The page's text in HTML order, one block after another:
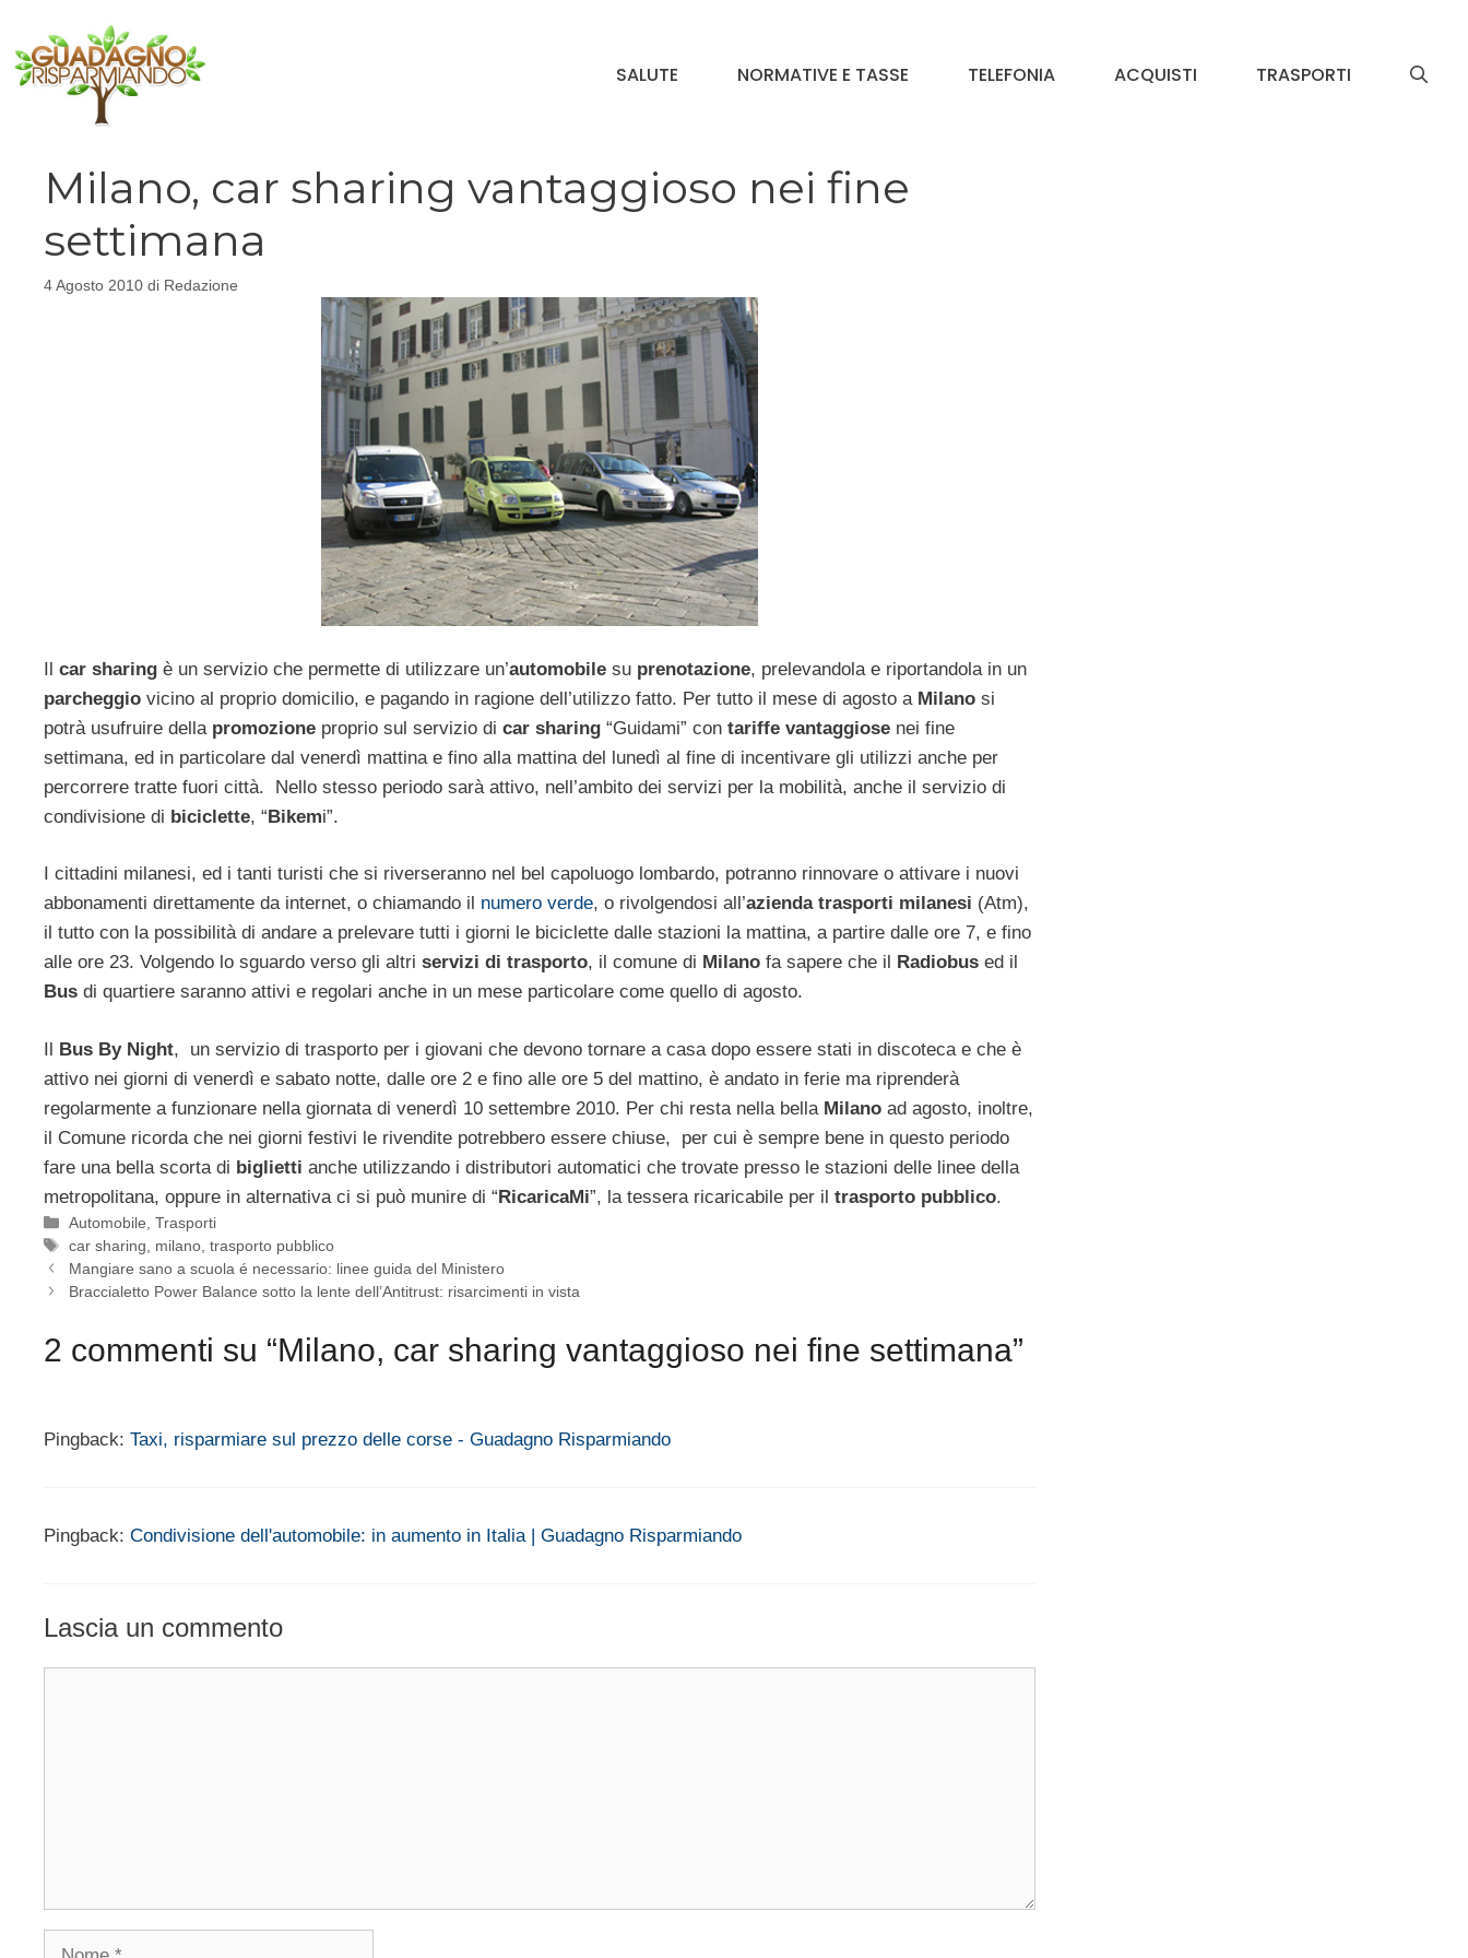
contenuto
SALUTE NORMATIVE E TASSE TELEFONIA ACQUISTI TRASPORTI
Milano, car sharing vantaggioso nei fine
settimana
4 Agosto 2010 di Redazione
Il car sharing è un servizio che permette di utilizzare un’automobile su prenotazione, prelevandola e riportandola in un
parcheggio vicino al proprio domicilio, e pagando in ragione dell’utilizzo fatto. Per tutto il mese di agosto a Milano si
potrà usufruire della promozione proprio sul servizio di car sharing “Guidami” con tariffe vantaggiose nei fine
settimana, ed in particolare dal venerdì mattina e fino alla mattina del lunedì al fine di incentivare gli utilizzi anche per
percorrere tratte fuori città. Nello stesso periodo sarà attivo, nell’ambito dei servizi per la mobilità, anche il servizio di
condivisione di biciclette, “Bikemi”.
I cittadini milanesi, ed i tanti turisti che si riverseranno nel bel capoluogo lombardo, potranno rinnovare o attivare i nuovi
abbonamenti direttamente da internet, o chiamando il numero verde, o rivolgendosi all’azienda trasporti milanesi (Atm),
il tutto con la possibilità di andare a prelevare tutti i giorni le biciclette dalle stazioni la mattina, a partire dalle ore 7, e fino
alle ore 23. Volgendo lo sguardo verso gli altri servizi di trasporto, il comune di Milano fa sapere che il Radiobus ed il
Bus di quartiere saranno attivi e regolari anche in un mese particolare come quello di agosto.
Il Bus By Night, un servizio di trasporto per i giovani che devono tornare a casa dopo essere stati in discoteca e che è
attivo nei giorni di venerdì e sabato notte, dalle ore 2 e fino alle ore 5 del mattino, è andato in ferie ma riprenderà
regolarmente a funzionare nella giornata di venerdì 10 settembre 2010. Per chi resta nella bella Milano ad agosto, inoltre,
il Comune ricorda che nei giorni festivi le rivendite potrebbero essere chiuse, per cui è sempre bene in questo periodo
fare una bella scorta di biglietti anche utilizzando i distributori automatici che trovate presso le stazioni delle linee della
metropolitana, oppure in alternativa ci si può munire di “RicaricaMi”, la tessera ricaricabile per il trasporto pubblico.
Categorie
Automobile ,Trasporti
Tag
car sharing milano ,trasporto pubblico
Mangiare sano a scuola é necessario: linee guida del Ministero
Braccialetto Power Balance sotto la lente dell’Antitrust: risarcimenti in vista
2 commenti su “Milano, car sharing vantaggioso nei fine settimana”
Pingback: Taxi, risparmiare sul prezzo delle corse - Guadagno Risparmiando
Pingback: Condivisione dell'automobile: in aumento in Italia | Guadagno Risparmiando
Lascia un commento